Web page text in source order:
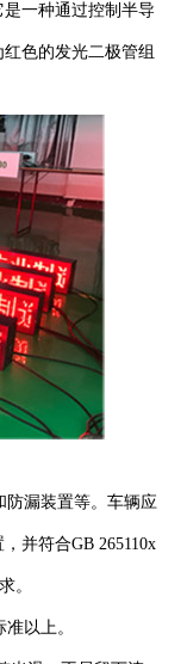
一种通过控制半导
色的发光二极管组
防漏装置等。车辆应
并符合GB 265110x
。
以上。